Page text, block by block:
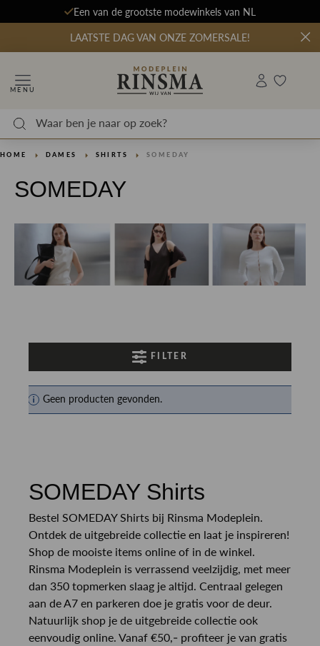
Een van de grootste modewinkels van NL
LAATSTE DAG VAN ONZE ZOMERSALE!
MENU
HOME DAMES SHIRTS SOMEDAY
SOMEDAY
FILTER
Geen producten gevonden.
SOMEDAY Shirts
Bestel SOMEDAY Shirts bij Rinsma Modeplein.
Ontdek de uitgebreide collectie en laat je inspireren!
Shop de mooiste items online of in de winkel.
Rinsma Modeplein is verrassend veelzijdig, met meer
dan 350 topmerken slaag je altijd. Centraal gelegen
aan de A7 en parkeren doe je gratis voor de deur.
Natuurlijk shop je de uitgebreide collectie ook
eenvoudig online. Vanaf €50,- profiteer je van gratis